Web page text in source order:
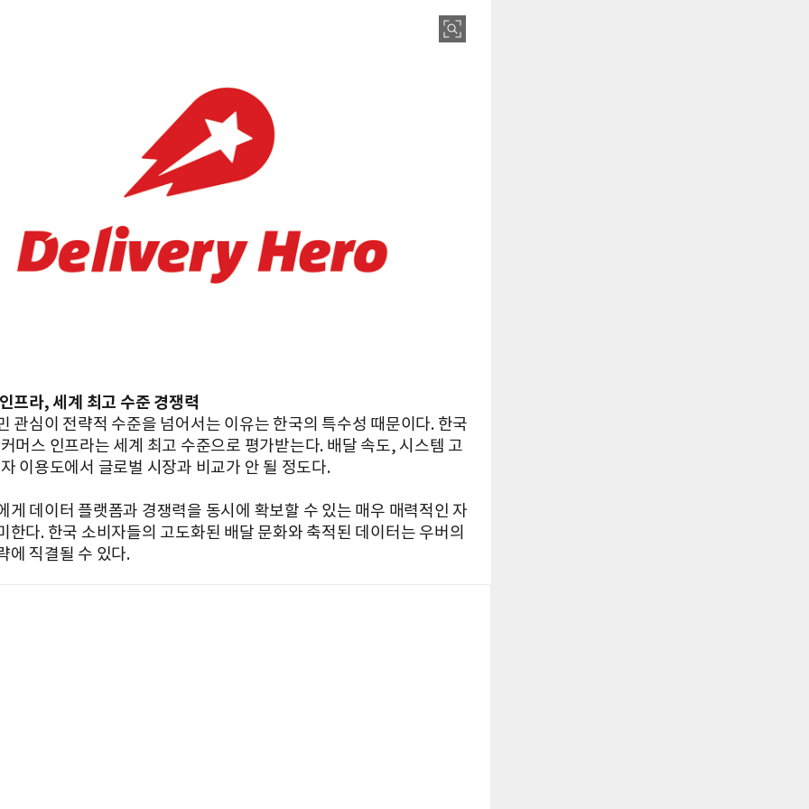
프라, 세계 최고 수준 경쟁력
관심이 전략적 수준을 넘어서는 이유는 한국의 특수성 때문이다. 한국
머스 인프라는 세계 최고 수준으로 평가받는다. 배달 속도, 시스템 고
이용도에서 글로벌 시장과 비교가 안 될 정도다.
게 데이터 플랫폼과 경쟁력을 동시에 확보할 수 있는 매우 매력적인 자
한다. 한국 소비자들의 고도화된 배달 문화와 축적된 데이터는 우버의
에 직결될 수 있다.